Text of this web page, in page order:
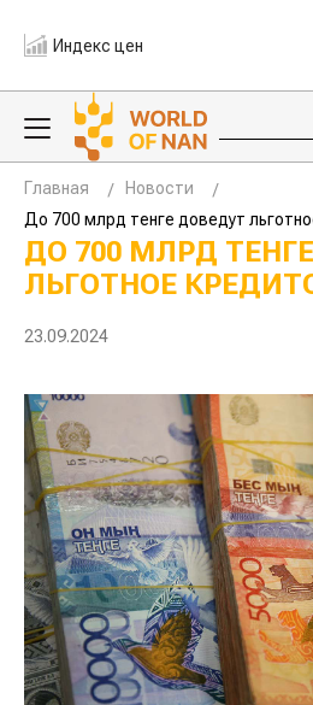
Индекс цен
Главная
Новости
До 700 млрд тенге доведут
ДО 700 МЛРД
ЛЬГОТНОЕ
23.09.2024